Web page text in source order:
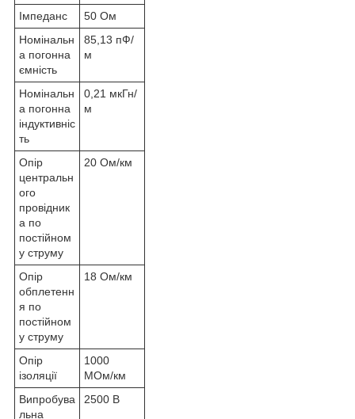
Імпеданс
50 Ом
Номінальн
а погонна
ємність
85,13 пФ/
м
Номінальн
а погонна
індуктивніс
ть
0,21 мкГн/
м
Опір
центральн
ого
провідник
а по
постійном
у струму
20 Ом/км
Опір
обплетенн
я по
постійном
у струму
18 Ом/км
Опір
ізоляції
1000
МОм/км
Випробува
льна
2500 В